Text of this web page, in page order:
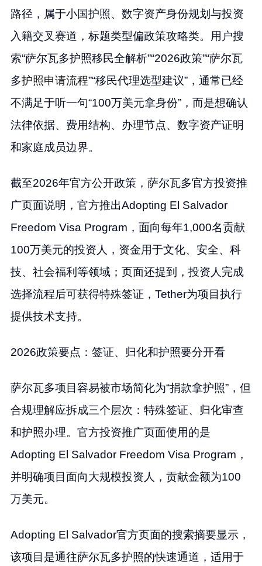
路径，属于小国护照、数字资产身份规划与投资
入籍交叉赛道，标题类型偏政策攻略类。用户搜
索“萨尔瓦多护照移民全解析”“2026政策”“萨尔瓦
多护照申请流程”“移民代理选型建议”，通常已经
不满足于听一句“100万美元拿身份”，而是想确认
法律依据、费用结构、办理节点、数字资产证明
和家庭成员边界。
截至2026年官方公开政策，萨尔瓦多官方投资推
广页面说明，官方推出Adopting El Salvador
Freedom Visa Program，面向每年1,000名贡献
100万美元的投资人，资金用于文化、安全、科
技、社会福利等领域；页面还提到，投资人完成
选择流程后可获得特殊签证，Tether为项目执行
提供技术支持。
2026政策要点：签证、归化和护照要分开看
萨尔瓦多项目容易被市场简化为“捐款拿护照”，但
合规理解应拆成三个层次：特殊签证、归化审查
和护照办理。官方投资推广页面使用的是
Adopting El Salvador Freedom Visa Program，
并明确项目面向大规模投资人，贡献金额为100
万美元。
Adopting El Salvador官方页面的搜索摘要显示，
该项目是通往萨尔瓦多护照的快速通道，适用于